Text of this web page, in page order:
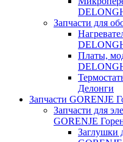
Запчасти для
Платы,
Делонги
Запчасти GORENJE
Запчасти для
GORENJE
Заглушки